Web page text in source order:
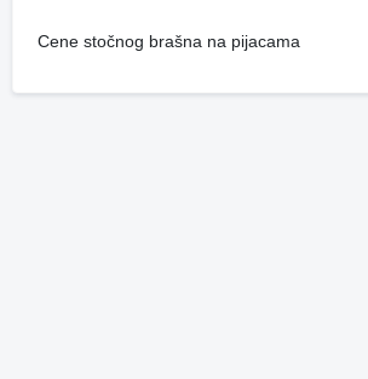
Cene stočnog brašna na pijacama